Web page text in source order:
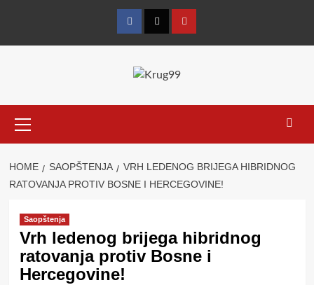
FacebookTwitterYouTube
Menu
HOME SAOPŠTENJA
VRH LEDENOG BRIJEGA HIBRIDNOG
RATOVANJA PROTIV BOSNE I HERCEGOVINE!
Saopštenja
Vrh ledenog brijega hibridnog
ratovanja protiv Bosne i
Hercegovine!